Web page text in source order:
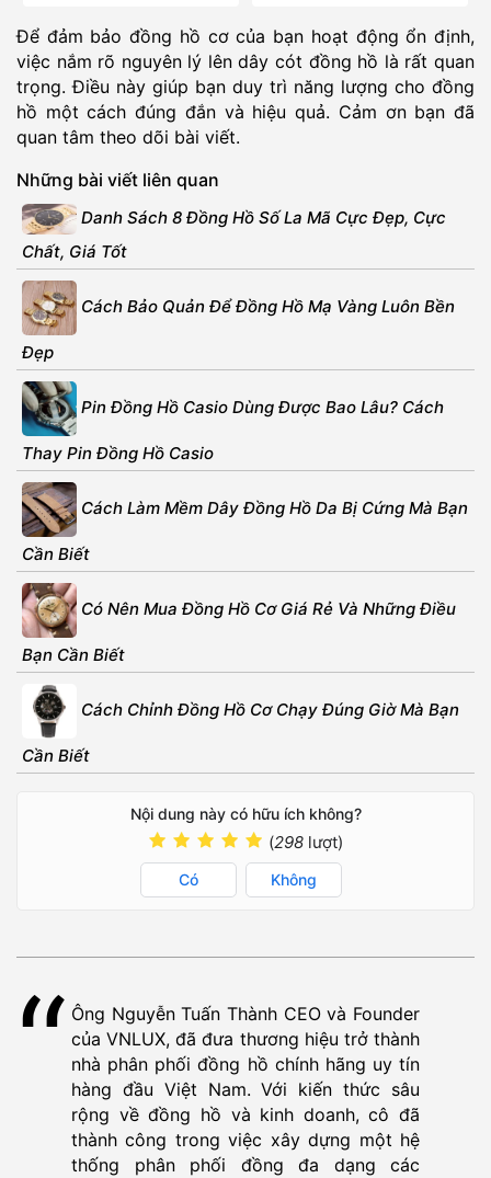
Để đảm bảo đồng hồ cơ của bạn hoạt động ổn định,
việc nắm rõ nguyên lý lên dây cót đồng hồ là rất quan
trọng. Điều này giúp bạn duy trì năng lượng cho đồng
hồ một cách đúng đắn và hiệu quả. Cảm ơn bạn đã
quan tâm theo dõi bài viết.
Những bài viết liên quan
Danh Sách 8 Đồng Hồ Số La Mã Cực Đẹp, Cực
Chất, Giá Tốt
Cách Bảo Quản Để Đồng Hồ Mạ Vàng Luôn Bền
Đẹp
Pin Đồng Hồ Casio Dùng Được Bao Lâu? Cách
Thay Pin Đồng Hồ Casio
Cách Làm Mềm Dây Đồng Hồ Da Bị Cứng Mà Bạn
Cần Biết
Có Nên Mua Đồng Hồ Cơ Giá Rẻ Và Những Điều
Bạn Cần Biết
Cách Chỉnh Đồng Hồ Cơ Chạy Đúng Giờ Mà Bạn
Cần Biết
Nội dung này có hữu ích không?
(298 lượt)
Có Không
Ông Nguyễn Tuấn Thành CEO và Founder
của VNLUX, đã đưa thương hiệu trở thành
nhà phân phối đồng hồ chính hãng uy tín
hàng đầu Việt Nam. Với kiến thức sâu
rộng về đồng hồ và kinh doanh, cô đã
thành công trong việc xây dựng một hệ
thống phân phối đồng đa dạng các